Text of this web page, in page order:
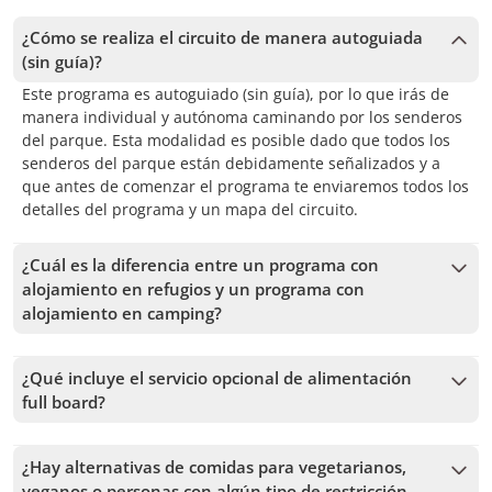
¿Cómo se realiza el circuito de manera autoguiada
(sin guía)?
Este programa es autoguiado (sin guía), por lo que irás de
manera individual y autónoma caminando por los senderos
del parque. Esta modalidad es posible dado que todos los
senderos del parque están debidamente señalizados y a
que antes de comenzar el programa te enviaremos todos los
detalles del programa y un mapa del circuito.
¿Cuál es la diferencia entre un programa con
alojamiento en refugios y un programa con
alojamiento en camping?
habitación compartida (literas), con baño compartido (agua
caliente), mientras que en un programa con alojamiento en
camping dormirás en una carpa privada doble (incluye saco
Cabe destacar que para esta segunda modalidad la carpa
estará armada en cada uno de los lugares de alojamiento,
¿Qué incluye el servicio opcional de alimentación
full board?
(cena, desayuno y box lunch) por cada noche de
alojamiento, comenzando con la cena del primer día y
¿Hay alternativas de comidas para vegetarianos,